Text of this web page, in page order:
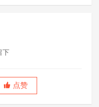
下
点赞